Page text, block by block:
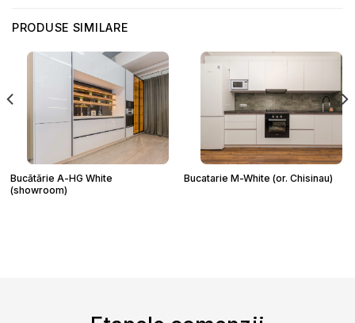
PRODUSE SIMILARE
Bucătărie A-HG White
(showroom)
Bucatarie M-White (or. Chisinau)